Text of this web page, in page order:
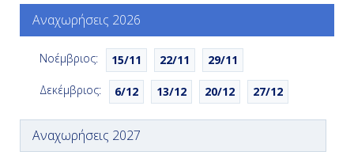
Αναχωρήσεις 2026
Νοέμβριος: 15/11 22/11
29/11
Δεκέμβριος:
6/12 13/12 20/12 27/12
Αναχωρήσεις 2027